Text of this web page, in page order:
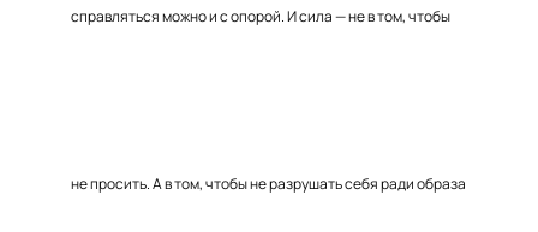
справляться можно и с опорой. И сила — не в том, чтобы
не просить. А в том, чтобы не разрушать себя ради образа